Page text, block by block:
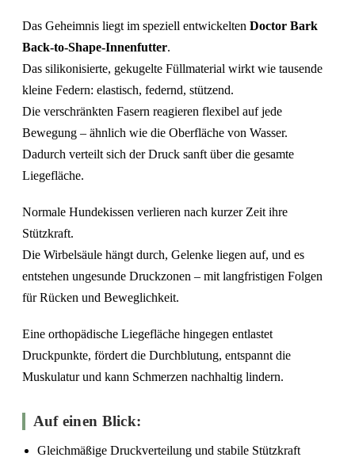
Das Geheimnis liegt im speziell entwickelten Doctor Bark
Back-to-Shape-Innenfutter.
Das silikonisierte, gekugelte Füllmaterial wirkt wie tausende
kleine Federn: elastisch, federnd, stützend.
Die verschränkten Fasern reagieren flexibel auf jede
Bewegung – ähnlich wie die Oberfläche von Wasser.
Dadurch verteilt sich der Druck sanft über die gesamte
Liegefläche.
Normale Hundekissen verlieren nach kurzer Zeit ihre
Stützkraft.
Die Wirbelsäule hängt durch, Gelenke liegen auf, und es
entstehen ungesunde Druckzonen – mit langfristigen Folgen
für Rücken und Beweglichkeit.
Eine orthopädische Liegefläche hingegen entlastet
Druckpunkte, fördert die Durchblutung, entspannt die
Muskulatur und kann Schmerzen nachhaltig lindern.
Auf einen Blick:
Gleichmäßige Druckverteilung und stabile Stützkraft